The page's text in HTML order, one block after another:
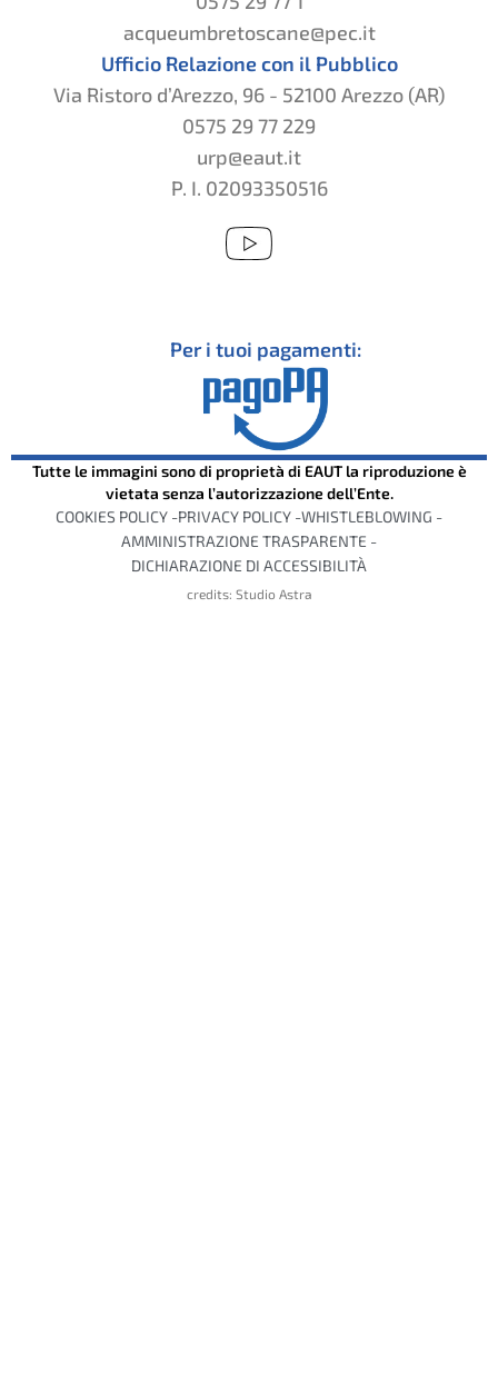
acqueumbretoscane@pec.it
Ufficio Relazione con il Pubblico
Via Ristoro d’Arezzo, 96 - 52100 Arezzo (AR)
0575 29 77 229
urp@eaut.it
P. I. 02093350516
Per i tuoi pagamenti:
Tutte le immagini sono di proprietà di EAUT la riproduzione è
vietata senza l’autorizzazione dell’Ente.
COOKIES POLICY -PRIVACY POLICY -WHISTLEBLOWING -
AMMINISTRAZIONE TRASPARENTE -
DICHIARAZIONE DI ACCESSIBILITÀ
credits: Studio Astra